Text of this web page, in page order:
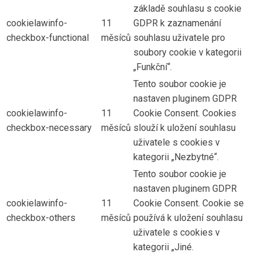
cookielawinfo-
checkbox-functional
11
měsíců
základě souhlasu s cookie
GDPR k zaznamenání
souhlasu uživatele pro
soubory cookie v kategorii
„Funkční“.
cookielawinfo-
checkbox-necessary
11
měsíců
Tento soubor cookie je
nastaven pluginem GDPR
Cookie Consent. Cookies
slouží k uložení souhlasu
uživatele s cookies v
kategorii „Nezbytné“.
cookielawinfo-
checkbox-others
11
měsíců
Tento soubor cookie je
nastaven pluginem GDPR
Cookie Consent. Cookie se
používá k uložení souhlasu
uživatele s cookies v
kategorii „Jiné.